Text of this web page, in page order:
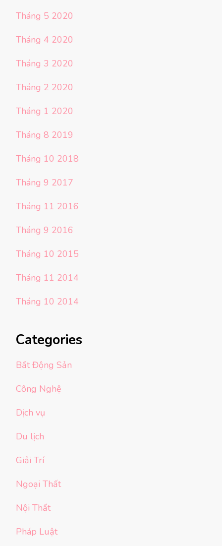
Tháng 5 2020
Tháng 4 2020
Tháng 3 2020
Tháng 2 2020
Tháng 1 2020
Tháng 8 2019
Tháng 10 2018
Tháng 9 2017
Tháng 11 2016
Tháng 9 2016
Tháng 10 2015
Tháng 11 2014
Tháng 10 2014
Categories
Bất Động Sản
Công Nghệ
Dịch vụ
Du lịch
Giải Trí
Ngoại Thất
Nội Thất
Pháp Luật